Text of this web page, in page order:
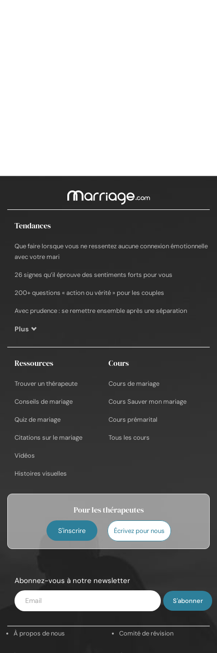
Tendances
Que faire lorsque vous ne ressentez aucune connexion émotionnelle
avec votre mari
26 signes qu’il éprouve des sentiments forts pour vous
200+ questions « action ou vérité » pour les couples
Avec prudence : se remettre ensemble après une séparation
Plus
Ressources
Trouver un thérapeute
Conseils de mariage
Quiz de mariage
Citations sur le mariage
Vidéos
Histoires visuelles
Cours
Cours de mariage
Cours Sauver mon mariage
Cours prémarital
Tous les cours
Pour les thérapeutes
S'inscrire Écrivez pour nous
Abonnez-vous à notre newsletter
Saisissez
votre
mail
À propos de nous Comité de révision